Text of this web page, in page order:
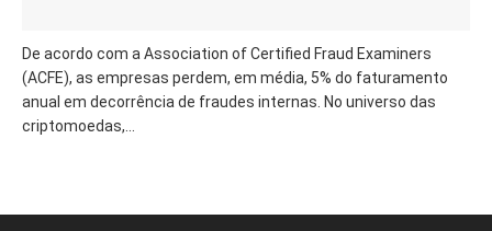
De acordo com a Association of Certified Fraud Examiners
(ACFE), as empresas perdem, em média, 5% do faturamento
anual em decorrência de fraudes internas. No universo das
criptomoedas,...